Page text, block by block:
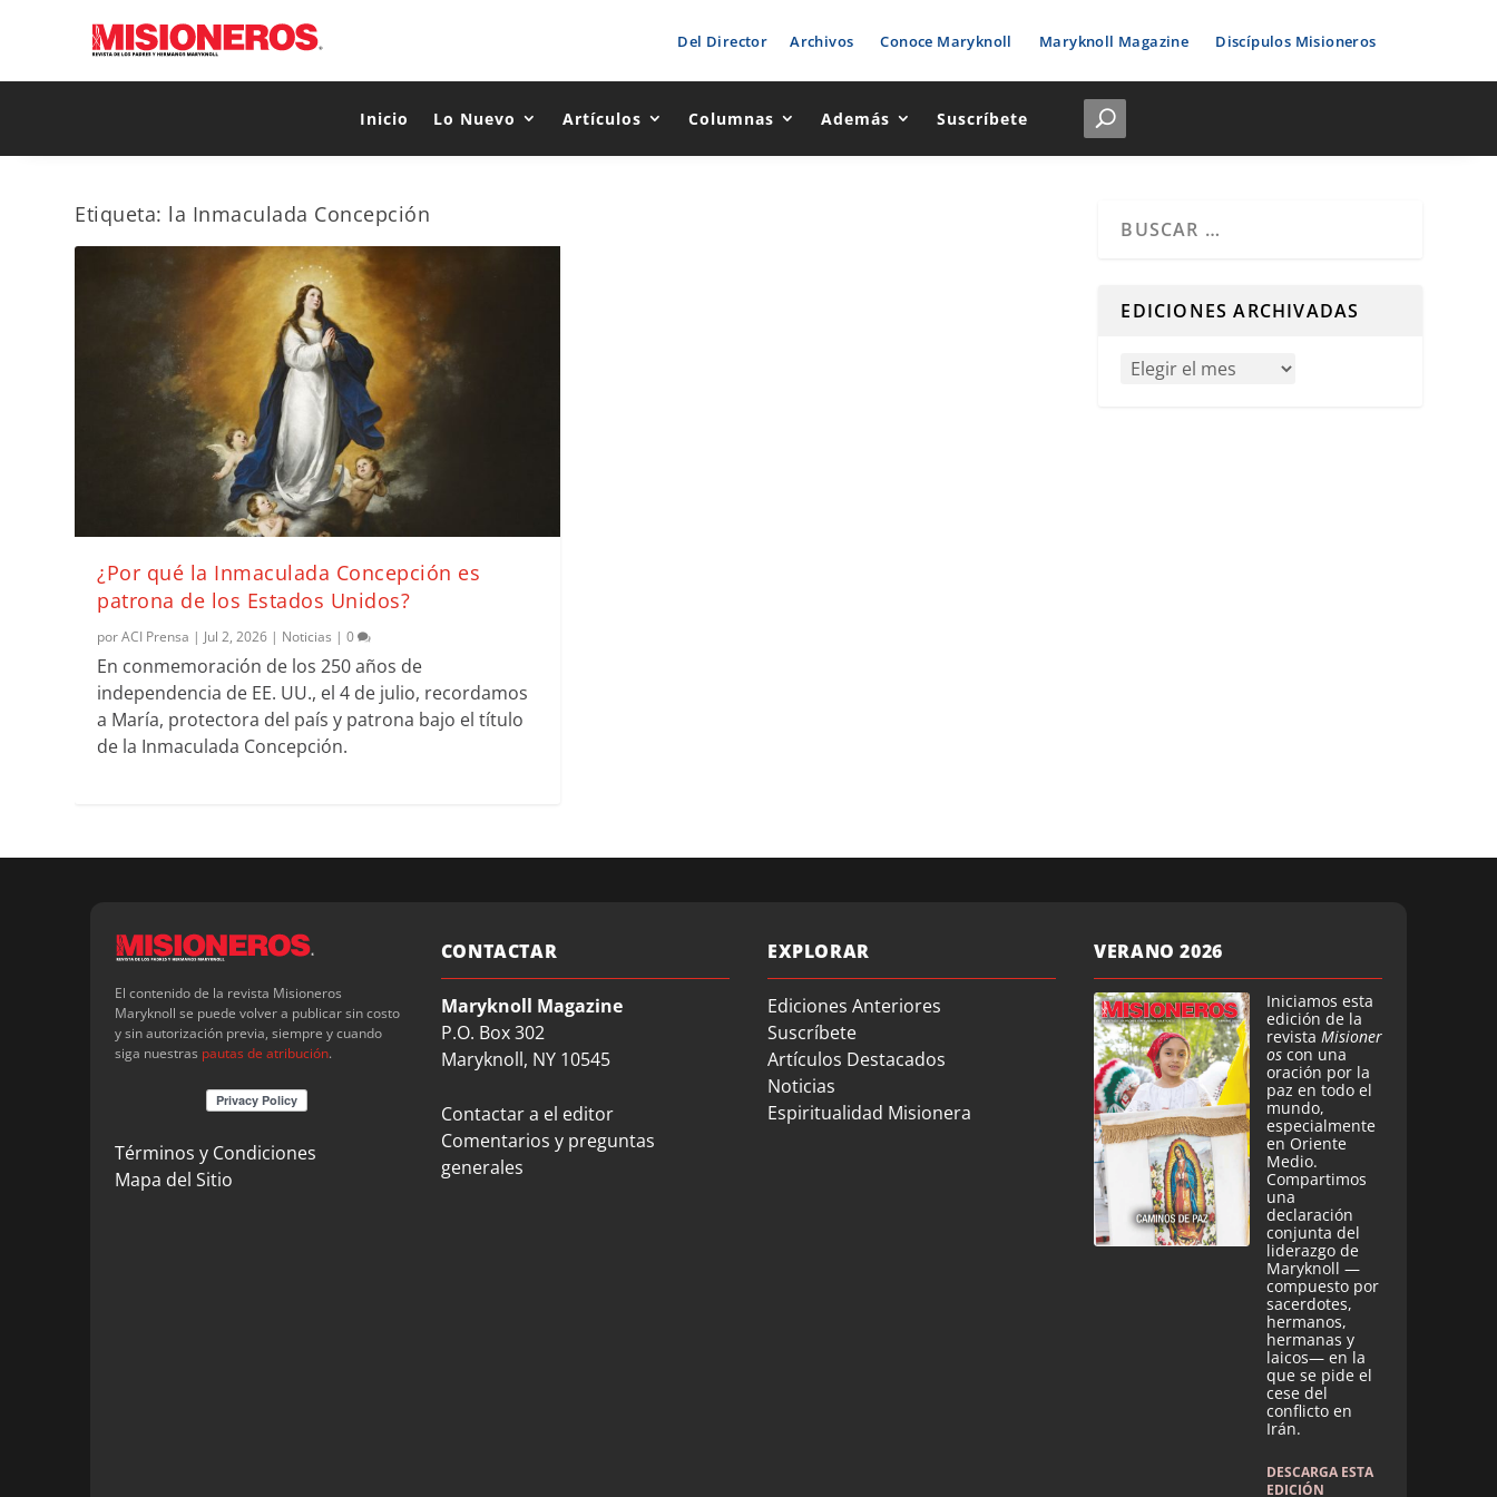
Del Director Archivos Conoce Maryknoll Maryknoll Magazine Discípulos Misioneros
Inicio Lo Nuevo Artículos Columnas Además Suscríbete
Etiqueta: la Inmaculada Concepción
¿Por qué la Inmaculada Concepción es
patrona de los Estados Unidos?
porACI Prensa | Jul 2, 2026 | Noticias |0
En conmemoración de los 250 años de
independencia de EE. UU., el 4 de julio, recordamos
a María, protectora del país y patrona bajo el título
de la Inmaculada Concepción.
EDICIONES ARCHIVADAS
El contenido de la revista Misioneros
Maryknoll se puede volver a publicar sin costo
y sin autorización previa, siempre y cuando
siga nuestras pautas de atribución.
Términos y Condiciones
Mapa del Sitio
CONTACTAR
Maryknoll Magazine
P.O. Box 302
Maryknoll, NY 10545
Contactar a el editor
Comentarios y preguntas
generales
EXPLORAR
Ediciones Anteriores
Suscríbete
Artículos Destacados
Noticias
Espiritualidad Misionera
VERANO 2026
Iniciamos esta
edición de la
revista Misioner
os con una
oración por la
paz en todo el
mundo,
especialmente
en Oriente
Medio.
Compartimos
una
declaración
conjunta del
liderazgo de
Maryknoll —
compuesto por
sacerdotes,
hermanos,
hermanas y
laicos— en la
que se pide el
cese del
conflicto en
Irán.
DESCARGA ESTA
EDICIÓN